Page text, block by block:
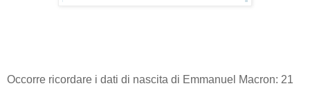
Occorre ricordare i dati di nascita di Emmanuel Macron: 21